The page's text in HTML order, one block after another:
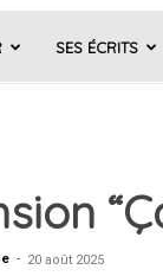
SES ÉCRITS
- 20 août 2025